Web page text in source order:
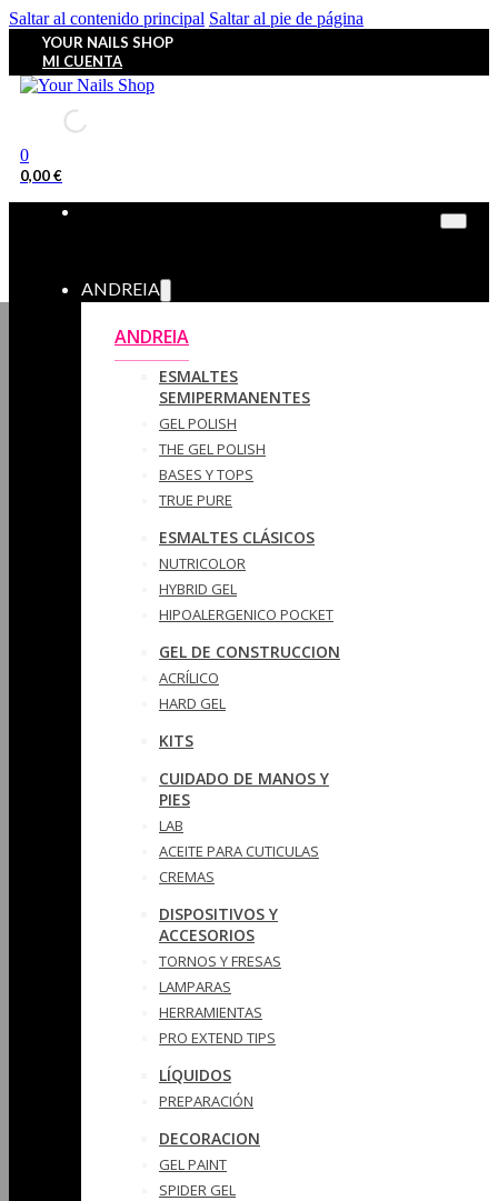
Saltar al contenido principal Saltar al pie de página
YOUR NAILS SHOP
MI CUENTA
0
0,00€
ANDREIA
ANDREIA
ESMALTES
SEMIPERMANENTES
GEL POLISH
THE GEL POLISH
BASES Y‎ TOPS
TRUE PURE
ESMALTES CLÁSICOS
NUTRICOLOR
HYBRID GEL
HIPOALERGENICO POCKET
GEL DE CONSTRUCCION
ACRÍLICO
HARD GEL
KITS
CUIDADO DE MANOS Y
PIES
LAB
ACEITE PARA CUTICULAS
CREMAS
DISPOSITIVOS Y
ACCESORIOS
TORNOS Y FRESAS
LAMPARAS
HERRAMIENTAS
PRO EXTEND TIPS
LÍQUIDOS
PREPARACIÓN
DECORACION
GEL PAINT
SPIDER GEL